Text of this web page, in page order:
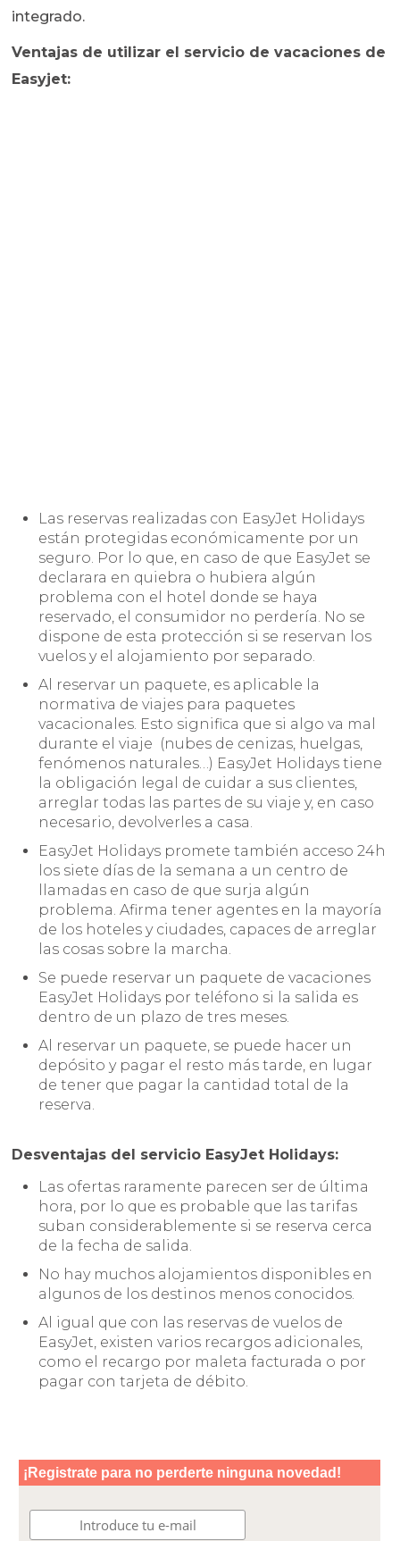
integrado.
Ventajas de utilizar el servicio de vacaciones de
Easyjet:
Las reservas realizadas con EasyJet Holidays
están protegidas económicamente por un
seguro. Por lo que, en caso de que EasyJet se
declarara en quiebra o hubiera algún
problema con el hotel donde se haya
reservado, el consumidor no perdería. No se
dispone de esta protección si se reservan los
vuelos y el alojamiento por separado.
Al reservar un paquete, es aplicable la
normativa de viajes para paquetes
vacacionales. Esto significa que si algo va mal
durante el viaje (nubes de cenizas, huelgas,
fenómenos naturales…) EasyJet Holidays tiene
la obligación legal de cuidar a sus clientes,
arreglar todas las partes de su viaje y, en caso
necesario, devolverles a casa.
EasyJet Holidays promete también acceso 24h
los siete días de la semana a un centro de
llamadas en caso de que surja algún
problema. Afirma tener agentes en la mayoría
de los hoteles y ciudades, capaces de arreglar
las cosas sobre la marcha.
Se puede reservar un paquete de vacaciones
EasyJet Holidays por teléfono si la salida es
dentro de un plazo de tres meses.
Al reservar un paquete, se puede hacer un
depósito y pagar el resto más tarde, en lugar
de tener que pagar la cantidad total de la
reserva.
Desventajas del servicio EasyJet Holidays:
Las ofertas raramente parecen ser de última
hora, por lo que es probable que las tarifas
suban considerablemente si se reserva cerca
de la fecha de salida.
No hay muchos alojamientos disponibles en
algunos de los destinos menos conocidos.
Al igual que con las reservas de vuelos de
EasyJet, existen varios recargos adicionales,
como el recargo por maleta facturada o por
pagar con tarjeta de débito.